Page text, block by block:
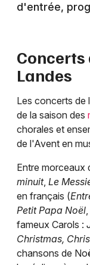
d'entrée,
Concerts
Landes
Les concerts de
de la saison des
chorales et
de l'Avent en
Entre morceaux
minuit, Le
en français (
Petit Papa Noël,
fameux Carols :
Christmas,
chansons de